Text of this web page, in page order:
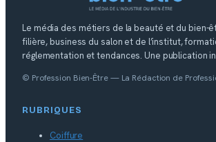
Le média des métiers de la beauté et du bien-
filière, business du salon et de l’institut,
réglementation et tendances. Une publication
© Profession Bien-Être — La Rédaction de
RUBRIQUES
Coiffure